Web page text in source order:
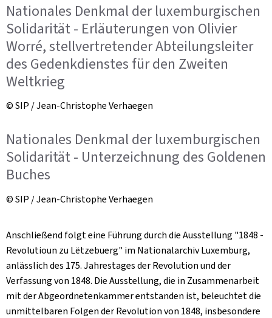
Nationales Denkmal der luxemburgischen
Solidarität - Erläuterungen von Olivier
Worré, stellvertretender Abteilungsleiter
des Gedenkdienstes für den Zweiten
Weltkrieg
© SIP / Jean-Christophe Verhaegen
Nationales Denkmal der luxemburgischen
Solidarität - Unterzeichnung des Goldenen
Buches
© SIP / Jean-Christophe Verhaegen
Anschließend folgt eine Führung durch die Ausstellung "1848 -
Revolutioun zu Lëtzebuerg" im Nationalarchiv Luxemburg,
anlässlich des 175. Jahrestages der Revolution und der
Verfassung von 1848. Die Ausstellung, die in Zusammenarbeit
mit der Abgeordnetenkammer entstanden ist, beleuchtet die
unmittelbaren Folgen der Revolution von 1848, insbesondere